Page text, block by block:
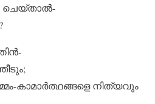
ചെയ്താൽ-
കാമാർത്ഥങ്ങളെ നിത്യവും